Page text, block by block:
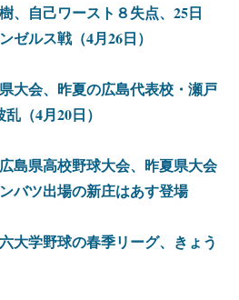
、自己ワースト８失点、25日
ゼルス戦（4月26日）
大会、昨夏の広島代表校・瀬戸
（4月20日）
島県高校野球大会、昨夏県大会
バツ出場の新庄はあす登場
大学野球の春季リーグ、きょう